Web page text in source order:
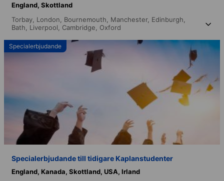
England, Skottland
Torbay, London, Bournemouth, Manchester, Edinburgh,
Bath, Liverpool, Cambridge, Oxford
Specialerbjudande
Specialerbjudande till tidigare Kaplanstudenter
England, Kanada, Skottland, USA, Irland